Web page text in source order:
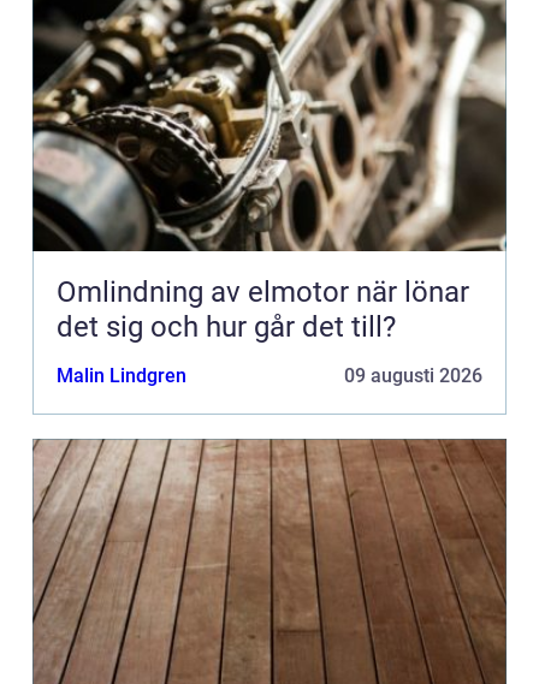
Omlindning av elmotor när lönar
det sig och hur går det till?
Malin Lindgren 09 augusti 2026